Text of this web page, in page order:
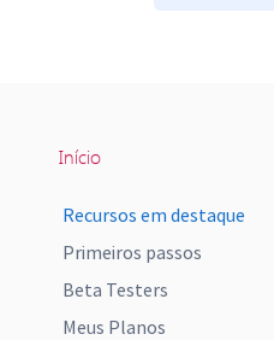
Início
Recursos em destaque
Primeiros passos
Beta Testers
Meus Planos